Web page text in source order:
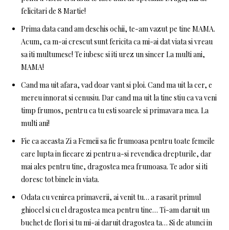
felicitari de 8 Martie!
Prima data cand am deschis ochii, te-am vazut pe tine MAMA.
Acum, ca m-ai crescut sunt fericita ca mi-ai dat viata si vreau
sa iti multumesc! Te iubesc si iti urez un sincer La multi ani,
MAMA!
Cand ma uit afara, vad doar vant si ploi. Cand ma uit la cer, e
mereu innorat si cenusiu. Dar cand ma uit la tine stiu ca va veni
timp frumos, pentru ca tu esti soarele si primavara mea. La
multi ani!
Fie ca aceasta Zi a Femeii sa fie frumoasa pentru toate femeile
care lupta in fiecare zi pentru a-si revendica drepturile, dar
mai ales pentru tine, dragostea mea frumoasa. Te ador si iti
doresc tot binele in viata.
Odata cu venirea primaverii, ai venit tu… a rasarit primul
ghiocel si cu el dragostea mea pentru tine… Ti-am daruit un
buchet de flori si tu mi-ai daruit dragostea ta… Si de atunci in